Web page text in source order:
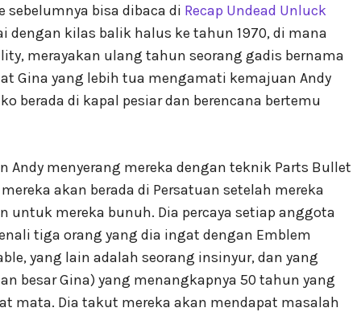
sebelumnya bisa dibaca di Recap Undead Unluck
dengan kilas balik halus ke tahun 1970, di mana
merayakan ulang tahun seorang gadis bernama
Gina yang lebih tua mengamati kemajuan Andy
berada di kapal pesiar dan berencana bertemu
Andy menyerang mereka dengan teknik Parts Bullet
akan berada di Persatuan setelah mereka
untuk mereka bunuh. Dia percaya setiap anggota
tiga orang yang dia ingat dengan Emblem
yang lain adalah seorang insinyur, dan yang
besar Gina) yang menangkapnya 50 tahun yang
mata. Dia takut mereka akan mendapat masalah